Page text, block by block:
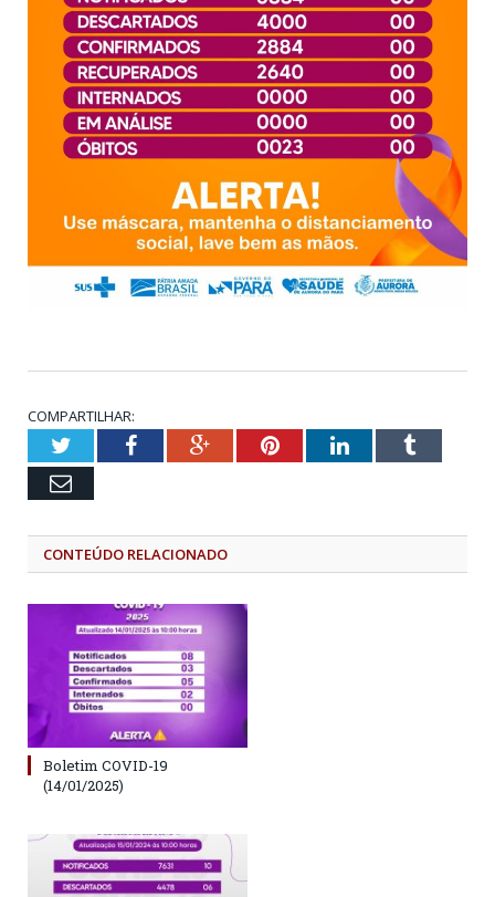
COMPARTILHAR:
TwitterFacebookGoogle+PinterestLinkedInTumblr
Email
CONTEÚDO RELACIONADO
Boletim COVID-19
(14/01/2025)